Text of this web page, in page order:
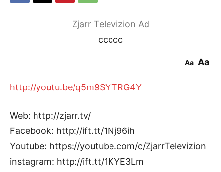
Zjarr Televizion Ad
ccccc
Aa Aa
http://youtu.be/q5m9SYTRG4Y
Web: http://zjarr.tv/
Facebook: http://ift.tt/1Nj96ih
Youtube: https://youtube.com/c/ZjarrTelevizion
instagram: http://ift.tt/1KYE3Lm